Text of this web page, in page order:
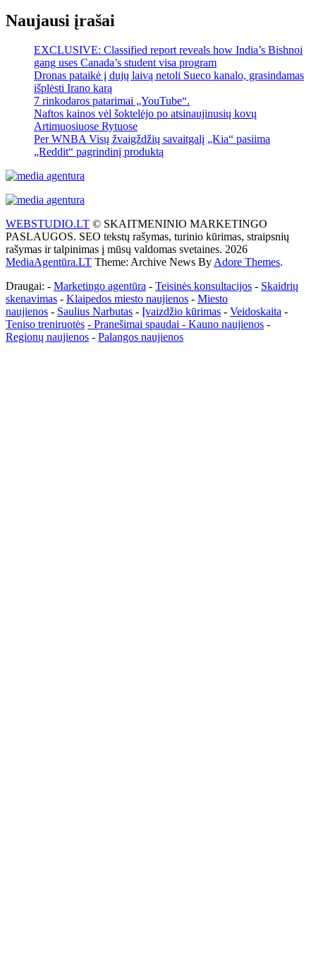
Naujausi įrašai
EXCLUSIVE: Classified report reveals how India’s Bishnoi
gang uses Canada’s student visa program
Dronas pataikė į dujų laivą netoli Sueco kanalo, grasindamas
išplėsti Irano karą
7 rinkodaros patarimai „YouTube“.
Naftos kainos vėl šoktelėjo po atsinaujinusių kovų
Artimuosiuose Rytuose
Per WNBA Visų žvaigždžių savaitgalį „Kia“ pasiima
„Reddit“ pagrindinį produktą
WEBSTUDIO.LT © SKAITMENINIO MARKETINGO
PASLAUGOS. SEO tekstų rašymas, turinio kūrimas, straipsnių
rašymas ir talpinimas į mūsų valdomas svetaines. 2026
MediaAgentūra.LT Theme: Archive News ByAdore Themes.
Draugai: - Marketingo agentūra - Teisinės konsultacijos - Skaidrių
skenavimas - Klaipedos miesto naujienos - Miesto
naujienos - Saulius Narbutas - Įvaizdžio kūrimas - Veidoskaita -
Teniso treniruotės - Pranešimai spaudai - Kauno naujienos -
Regionų naujienos - Palangos naujienos